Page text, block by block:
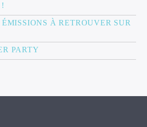
À RETROUVER SUR
PARTY